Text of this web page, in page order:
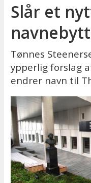
Slår et
Tønnes
ypperlig forslag
endrer navn til